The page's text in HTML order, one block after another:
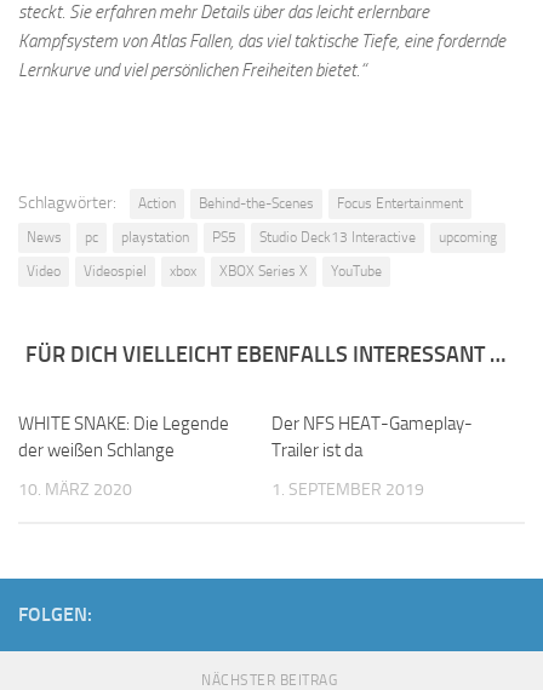
steckt. Sie erfahren mehr Details über das leicht erlernbare
Kampfsystem von Atlas Fallen, das viel taktische Tiefe, eine fordernde
Lernkurve und viel persönlichen Freiheiten bietet.“
Schlagwörter: Action Behind-the-Scenes
Focus Entertainment
News
pc playstation PS5 Studio Deck13 Interactive
upcoming
Video
Videospiel xbox XBOX Series X YouTube
FÜR DICH VIELLEICHT EBENFALLS INTERESSANT …
WHITE SNAKE: Die Legende
der weißen Schlange
10. MÄRZ 2020
Der NFS HEAT-Gameplay-
Trailer ist da
1. SEPTEMBER 2019
FOLGEN:
NÄCHSTER BEITRAG